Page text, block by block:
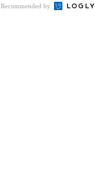
Recommended by